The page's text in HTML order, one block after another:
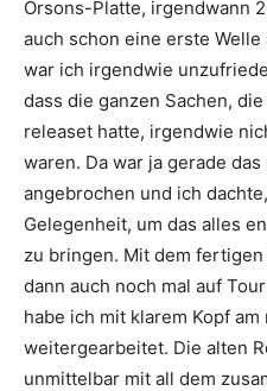
Orsons-Platte, irgendwann
auch schon eine erste
war ich irgendwie
dass die ganzen Sachen,
releaset hatte, irgendwie
waren. Da war ja gerade
angebrochen und ich
Gelegenheit, um das alles
zu bringen. Mit dem fertigen
dann auch noch mal auf
habe ich mit klarem Kopf am
weitergearbeitet. Die alten
unmittelbar mit all dem